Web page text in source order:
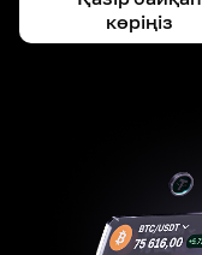
көріңіз